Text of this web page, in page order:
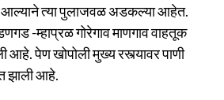
आल्याने त्या पुलाजवळ अडकल्या आहेत.
-म्हाप्रळ गोरेगाव माणगाव वाहतूक
आहे. पेण खोपोली मुख्य रस्त्यावर पाणी
झाली आहे.